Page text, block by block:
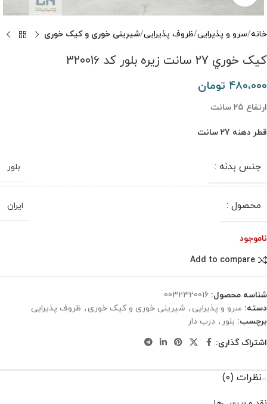
خانه سرو و پذیرایی ظروف پذیرایی شیرینی خوری و کیک خوری
کيک خوري 27 سانت زيره بلور کد 320016
۴۸۰،۰۰۰ تومان
ارتفاع 25 سانت
قطر دهنه 27 سانت
جنس بدنه : بلور
محصول : ایران
ناموجود
Add to compare
شناسه محصول: 0032320016
دسته: سرو و پذیرایی , شیرینی خوری و کیک خوری , ظروف پذیرایی
برچسب: بلور , درب دار
اشتراک گذاری:
نظرات (0)